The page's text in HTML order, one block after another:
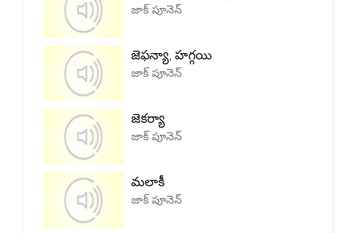
జాక్ పూనెన్
జెఫన్యా, హగ్గయి
జాక్ పూనెన్
జెకర్యా
జాక్ పూనెన్
మలాకీ
జాక్ పూనెన్